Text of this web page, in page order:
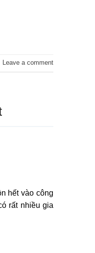
Leave a comment
hết vào công
rất nhiều gia